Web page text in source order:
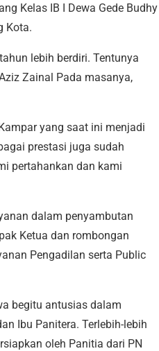
Kelas IB I Dewa Gede Budhy
Kota.
lebih berdiri. Tentunya
Zainal Pada masanya,
yang saat ini menjadi
prestasi juga sudah
pertahankan dan kami
dalam penyambutan
Ketua dan rombongan
Pengadilan serta Public
begitu antusias dalam
Ibu Panitera. Terlebih-lebih
oleh Panitia dari PN